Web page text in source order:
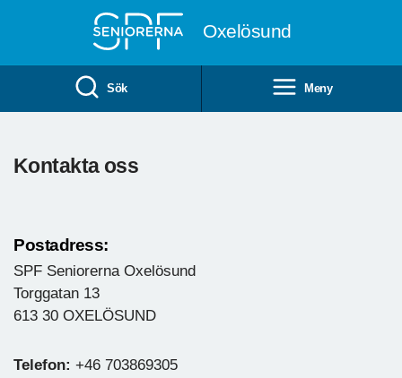
Oxelösund
Sök Meny
Kontakta oss
Postadress:
SPF Seniorerna Oxelösund
Torggatan 13
613 30 OXELÖSUND
Telefon: +46 703869305